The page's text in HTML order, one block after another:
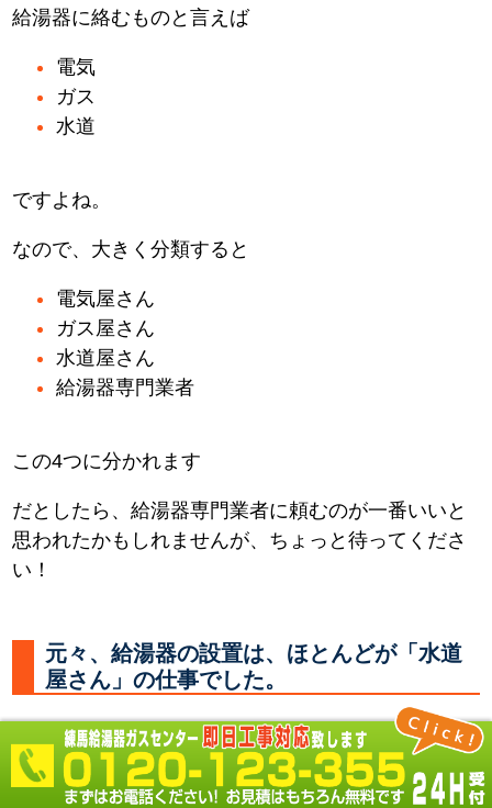
給湯器に絡むものと言えば
電気
ガス
水道
ですよね。
なので、大きく分類すると
電気屋さん
ガス屋さん
水道屋さん
給湯器専門業者
この4つに分かれます
だとしたら、給湯器専門業者に頼むのが一番いいと
思われたかもしれませんが、ちょっと待ってくださ
い！
元々、給湯器の設置は、ほとんどが「水道
屋さん」の仕事でした。
何故なら 必要なところに水やお湯を供給する配管を
し、器具を取付るのは「水道屋さん」だからです。